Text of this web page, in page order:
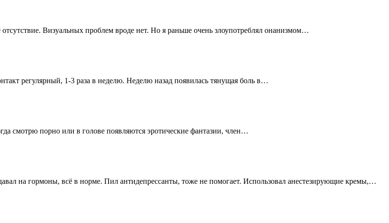
Визуальных проблем вроде нет. Но я раньше очень злоупотреблял онанизмом…
регулярный, 1-3 раза в неделю. Неделю назад появилась тянущая боль в…
смотрю порно или в голове появляются эротические фантазии, член…
на гормоны, всё в норме. Пил антидепрессанты, тоже не помогает. Использовал анестезирующие кремы,…